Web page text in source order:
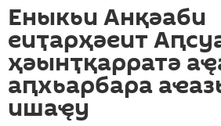
Еныкьи Анқәаби
еиҭарҳәеит
ҳәынҭқарратә
аԥхьарбара
ишаҿу